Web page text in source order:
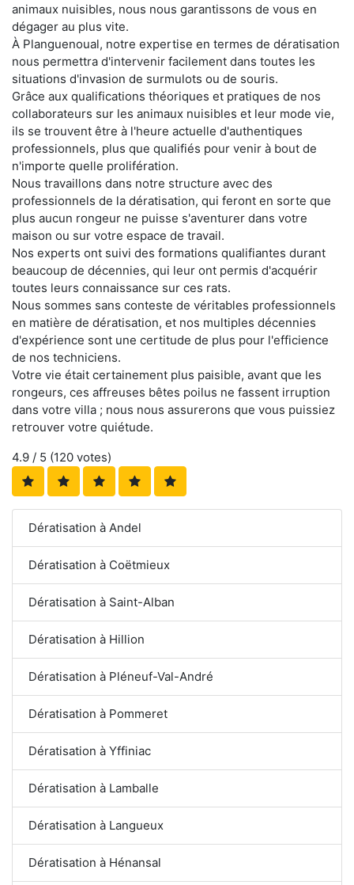
animaux nuisibles, nous nous garantissons de vous en
dégager au plus vite.
À Planguenoual, notre expertise en termes de dératisation
nous permettra d'intervenir facilement dans toutes les
situations d'invasion de surmulots ou de souris.
Grâce aux qualifications théoriques et pratiques de nos
collaborateurs sur les animaux nuisibles et leur mode vie,
ils se trouvent être à l'heure actuelle d'authentiques
professionnels, plus que qualifiés pour venir à bout de
n'importe quelle prolifération.
Nous travaillons dans notre structure avec des
professionnels de la dératisation, qui feront en sorte que
plus aucun rongeur ne puisse s'aventurer dans votre
maison ou sur votre espace de travail.
Nos experts ont suivi des formations qualifiantes durant
beaucoup de décennies, qui leur ont permis d'acquérir
toutes leurs connaissance sur ces rats.
Nous sommes sans conteste de véritables professionnels
en matière de dératisation, et nos multiples décennies
d'expérience sont une certitude de plus pour l'efficience
de nos techniciens.
Votre vie était certainement plus paisible, avant que les
rongeurs, ces affreuses bêtes poilus ne fassent irruption
dans votre villa ; nous nous assurerons que vous puissiez
retrouver votre quiétude.
4.9 / 5 (120 votes)
Dératisation à Andel
Dératisation à Coëtmieux
Dératisation à Saint-Alban
Dératisation à Hillion
Dératisation à Pléneuf-Val-André
Dératisation à Pommeret
Dératisation à Yffiniac
Dératisation à Lamballe
Dératisation à Langueux
Dératisation à Hénansal